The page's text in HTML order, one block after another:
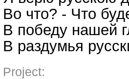
Во что? - Что
В победу нашей
В раздумья
Project: